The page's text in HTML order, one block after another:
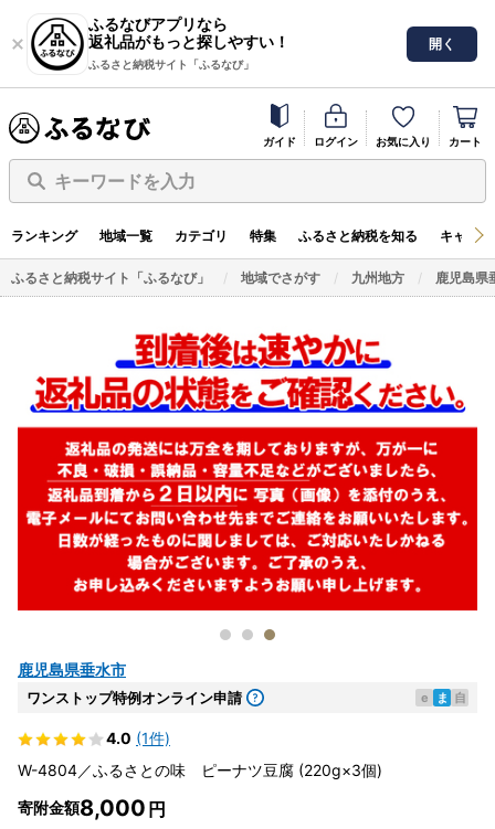
ふるなびアプリなら
返礼品がもっと探しやすい！
ふるさと納税サイト「ふるなび」
開く
ガイド ログイン お気に入り カート
キーワードを入力
ランキング 地域一覧 カテゴリ 特集 ふるさと納税を知る キャン
ふるさと納税サイト「ふるなび」 地域でさがす 九州地方 鹿児島県
鹿児島県垂水市
ワンストップ特例オンライン申請 e ま 自
4.0 (1件)
W-4804／ふるさとの味 ピーナツ豆腐 (220g×3個)
寄附金額8,000